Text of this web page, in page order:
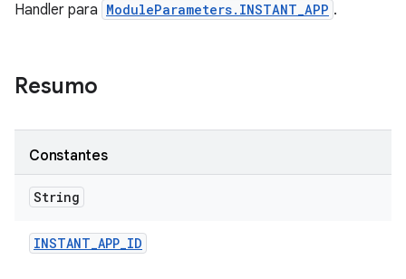
Handler para ModuleParameters.INSTANT_APP .
Resumo
Constantes
String
INSTANT_APP_ID